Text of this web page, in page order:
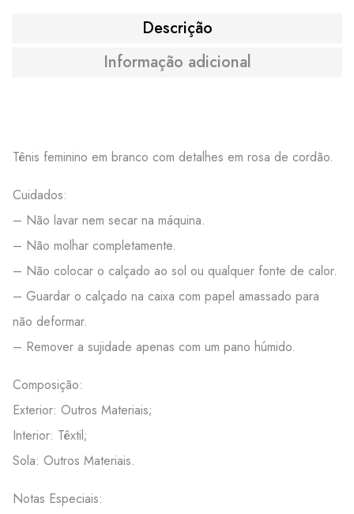
Descrição
Informação adicional
Tênis feminino em branco com detalhes em rosa de cordão.
Cuidados:
– Não lavar nem secar na máquina.
– Não molhar completamente.
– Não colocar o calçado ao sol ou qualquer fonte de calor.
– Guardar o calçado na caixa com papel amassado para
não deformar.
– Remover a sujidade apenas com um pano húmido.
Composição:
Exterior: Outros Materiais;
Interior: Têxtil;
Sola: Outros Materiais.
Notas Especiais: